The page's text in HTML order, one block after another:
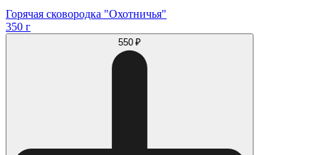
Горячая сковородка "Охотничья"
350 г
550 ₽